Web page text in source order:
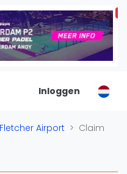
Inloggen
Airport Claim